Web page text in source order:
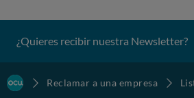
¿Quieres recibir nuestra Newsletter?
Reclamar a una empresa